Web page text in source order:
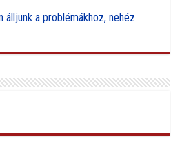
a problémákhoz, nehéz